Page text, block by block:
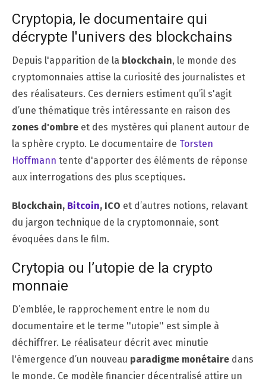
Cryptopia, le documentaire qui
décrypte l'univers des blockchains
Depuis l'apparition de la blockchain, le monde des
cryptomonnaies attise la curiosité des journalistes et
des réalisateurs. Ces derniers estiment qu’il s'agit
d’une thématique très intéressante en raison des
zones d'ombre et des mystères qui planent autour de
la sphère crypto. Le documentaire de Torsten
Hoffmann tente d'apporter des éléments de réponse
aux interrogations des plus sceptiques.
Blockchain, Bitcoin, ICO et d’autres notions, relavant
du jargon technique de la cryptomonnaie, sont
évoquées dans le film.
Crytopia ou l’utopie de la crypto
monnaie
D’emblée, le rapprochement entre le nom du
documentaire et le terme ''utopie'' est simple à
déchiffrer. Le réalisateur décrit avec minutie
l'émergence d’un nouveau paradigme monétaire dans
le monde. Ce modèle financier décentralisé attire un